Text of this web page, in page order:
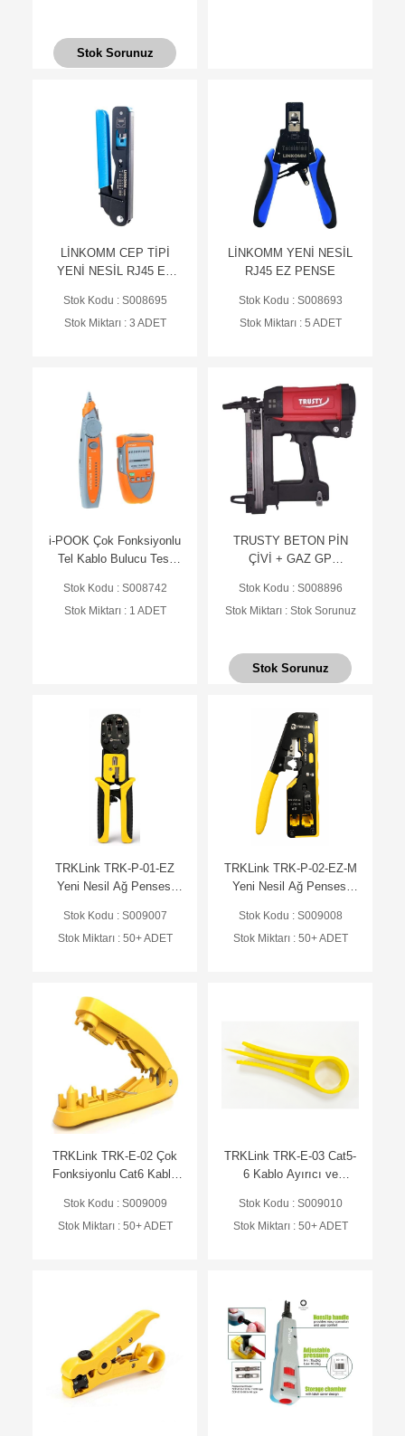
Stok Sorunuz
LİNKOMM CEP TİPİ
YENİ NESİL RJ45 EZ
Stok Kodu : S008695
Stok Miktarı : 3 ADET
LİNKOMM YENİ NESİL
RJ45 EZ PENSE
Stok Kodu : S008693
Stok Miktarı : 5 ADET
i-POOK Çok Fonksiyonlu
Tel Kablo Bulucu Test
Stok Kodu : S008742
Stok Miktarı : 1 ADET
TRUSTY BETON PİN
ÇİVİ + GAZ GP
(GAZ) (1000+1GAZ)
Stok Kodu : S008896
Stok Miktarı : Stok Sorunuz
Stok Sorunuz
TRKLink TRK-P-01-EZ
Yeni Nesil Ağ Pensesi
Stok Kodu : S009007
Stok Miktarı : 50+ ADET
TRKLink TRK-P-02-EZ-M
Yeni Nesil Ağ Pensesi
Stok Kodu : S009008
Stok Miktarı : 50+ ADET
TRKLink TRK-E-02 Çok
Fonksiyonlu Cat6 Kablo
Kesici TRK-N
Stok Kodu : S009009
Stok Miktarı : 50+ ADET
TRKLink TRK-E-03 Cat5-
6 Kablo Ayırıcı ve
Stok Kodu : S009010
Stok Miktarı : 50+ ADET